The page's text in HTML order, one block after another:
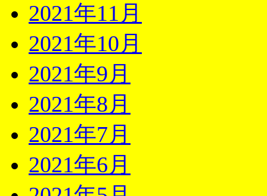
2021年11月
2021年10月
2021年9月
2021年8月
2021年7月
2021年6月